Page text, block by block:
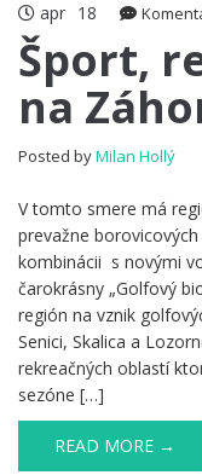
apr 18
Šport,
na
Posted byMilan Hollý
V tomto smere má
prevažne
kombinácii s novými
čarokrásny „Golfový
región na vznik
Senici, Skalica a
rekreačných oblastí
sezóne […]
READ MORE →